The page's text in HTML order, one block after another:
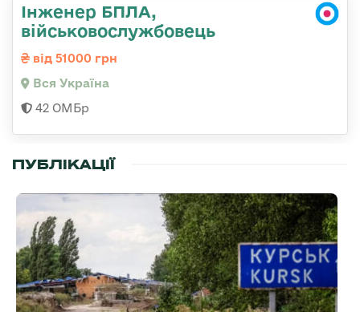
Інженер БПЛА,
військовослужбовець
від 51000 грн
Вся Україна
42 ОМБр
ПУБЛІКАЦІЇ